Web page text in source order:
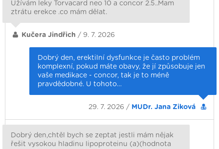
Užívám leky Torvacard neo 10 a concor 2.5..Mam
ztrátu erekce .co mám dělat.
Kučera Jindřich / 9. 7. 2026
Dobrý den, erektilní dysfunkce je často problém
komplexní, pokud máte obavy, že jí způsobuje jen
vaše medikace - concor, tak je to méně
pravdědobné. U tohoto…
29. 7. 2026 / MUDr. Jana Ziková
Dobrý den,chtěl bych se zeptat jestli mám nějak
řešit vysokou hladinu lipoproteinu (a)(hodnota